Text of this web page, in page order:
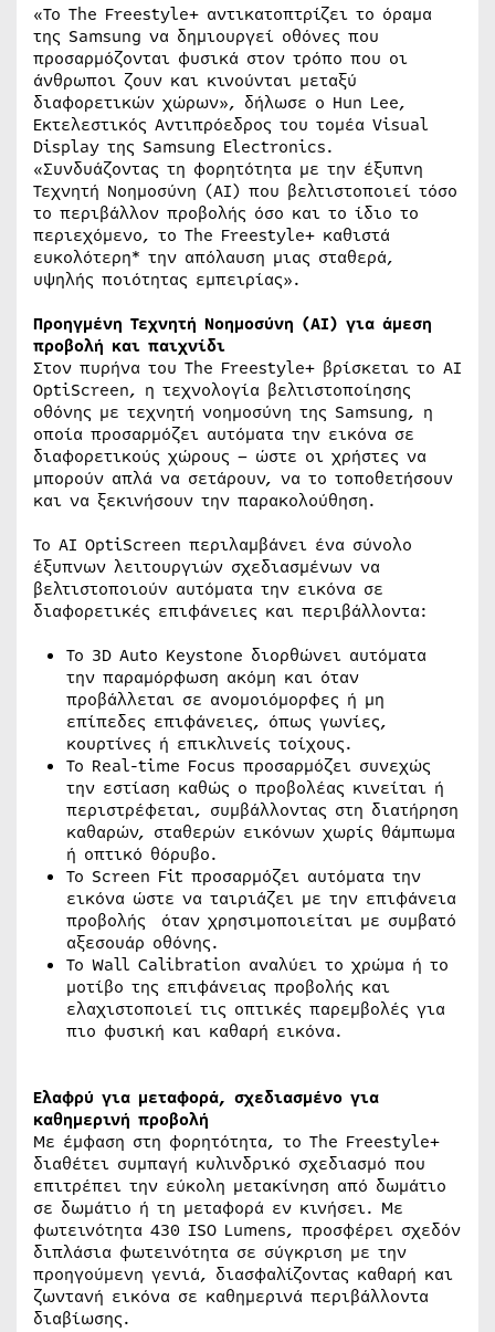
«Το The Freestyle+ αντικατοπτρίζει το όραμα
της Samsung να δημιουργεί οθόνες που
προσαρμόζονται φυσικά στον τρόπο που οι
άνθρωποι ζουν και κινούνται μεταξύ
διαφορετικών χώρων», δήλωσε ο Hun Lee,
Εκτελεστικός Αντιπρόεδρος του τομέα Visual
Display της Samsung Electronics.
«Συνδυάζοντας τη φορητότητα με την έξυπνη
Τεχνητή Νοημοσύνη (AI) που βελτιστοποιεί τόσο
το περιβάλλον προβολής όσο και το ίδιο το
περιεχόμενο, το The Freestyle+ καθιστά
ευκολότερη* την απόλαυση μιας σταθερά,
υψηλής ποιότητας εμπειρίας».
Προηγμένη Τεχνητή Νοημοσύνη (AI) για άμεση
προβολή και παιχνίδι
Στον πυρήνα του The Freestyle+ βρίσκεται το AI
OptiScreen, η τεχνολογία βελτιστοποίησης
οθόνης με τεχνητή νοημοσύνη της Samsung, η
οποία προσαρμόζει αυτόματα την εικόνα σε
διαφορετικούς χώρους – ώστε οι χρήστες να
μπορούν απλά να σετάρουν, να το τοποθετήσουν
και να ξεκινήσουν την παρακολούθηση.
Το AI OptiScreen περιλαμβάνει ένα σύνολο
έξυπνων λειτουργιών σχεδιασμένων να
βελτιστοποιούν αυτόματα την εικόνα σε
διαφορετικές επιφάνειες και περιβάλλοντα:
Το 3D Auto Keystone διορθώνει αυτόματα
την παραμόρφωση ακόμη και όταν
προβάλλεται σε ανομοιόμορφες ή μη
επίπεδες επιφάνειες, όπως γωνίες,
κουρτίνες ή επικλινείς τοίχους.
Το Real-time Focus προσαρμόζει συνεχώς
την εστίαση καθώς ο προβολέας κινείται ή
περιστρέφεται, συμβάλλοντας στη διατήρηση
καθαρών, σταθερών εικόνων χωρίς θάμπωμα
ή οπτικό θόρυβο.
Το Screen Fit προσαρμόζει αυτόματα την
εικόνα ώστε να ταιριάζει με την επιφάνεια
προβολής όταν χρησιμοποιείται με συμβατό
αξεσουάρ οθόνης.
Το Wall Calibration αναλύει το χρώμα ή το
μοτίβο της επιφάνειας προβολής και
ελαχιστοποιεί τις οπτικές παρεμβολές για
πιο φυσική και καθαρή εικόνα.
Ελαφρύ για μεταφορά, σχεδιασμένο για
καθημερινή προβολή
Με έμφαση στη φορητότητα, το The Freestyle+
διαθέτει συμπαγή κυλινδρικό σχεδιασμό που
επιτρέπει την εύκολη μετακίνηση από δωμάτιο
σε δωμάτιο ή τη μεταφορά εν κινήσει. Με
φωτεινότητα 430 ISO Lumens, προσφέρει σχεδόν
διπλάσια φωτεινότητα σε σύγκριση με την
προηγούμενη γενιά, διασφαλίζοντας καθαρή και
ζωντανή εικόνα σε καθημερινά περιβάλλοντα
διαβίωσης.